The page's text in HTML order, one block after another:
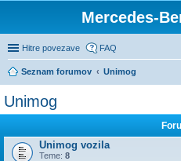
Mercedes-
Hitre povezave FAQ
Seznam forumov Unimog
Unimog
Unimog vozila
Teme: 8